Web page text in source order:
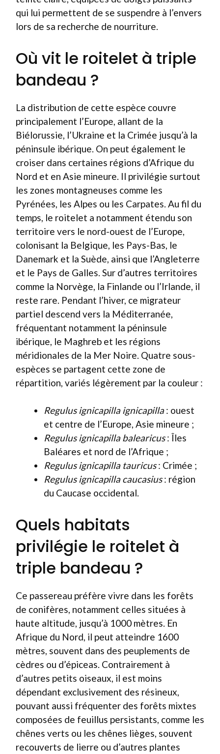
qui lui permettent de se suspendre à l’envers
lors de sa recherche de nourriture.
Où vit le roitelet à triple
bandeau ?
La distribution de cette espèce couvre
principalement l’Europe, allant de la
Biélorussie, l’Ukraine et la Crimée jusqu’à la
péninsule ibérique. On peut également le
croiser dans certaines régions d’Afrique du
Nord et en Asie mineure. Il privilégie surtout
les zones montagneuses comme les
Pyrénées, les Alpes ou les Carpates. Au fil du
temps, le roitelet a notamment étendu son
territoire vers le nord-ouest de l’Europe,
colonisant la Belgique, les Pays-Bas, le
Danemark et la Suède, ainsi que l’Angleterre
et le Pays de Galles. Sur d’autres territoires
comme la Norvège, la Finlande ou l’Irlande, il
reste rare. Pendant l’hiver, ce migrateur
partiel descend vers la Méditerranée,
fréquentant notamment la péninsule
ibérique, le Maghreb et les régions
méridionales de la Mer Noire. Quatre sous-
espèces se partagent cette zone de
répartition, variés légèrement par la couleur :
Regulus ignicapilla ignicapilla: ouest
et centre de l’Europe, Asie mineure ;
Regulus ignicapilla balearicus: Îles
Baléares et nord de l’Afrique ;
Regulus ignicapilla tauricus: Crimée ;
Regulus ignicapilla caucasius: région
du Caucase occidental.
Quels habitats
privilégie le roitelet à
triple bandeau ?
Ce passereau préfère vivre dans les forêts
de conifères, notamment celles situées à
haute altitude, jusqu’à 1000 mètres. En
Afrique du Nord, il peut atteindre 1600
mètres, souvent dans des peuplements de
cèdres ou d’épiceas. Contrairement à
d’autres petits oiseaux, il est moins
dépendant exclusivement des résineux,
pouvant aussi fréquenter des forêts mixtes
composées de feuillus persistants, comme les
chênes verts ou les chênes lièges, souvent
recouverts de lierre ou d’autres plantes